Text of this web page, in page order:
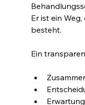
Er ist ein
besteht.
Ein